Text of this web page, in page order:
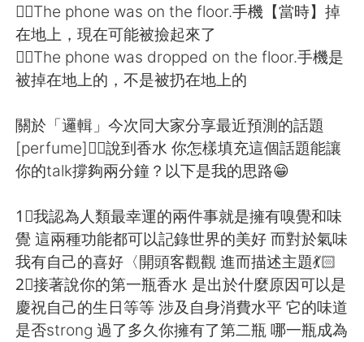
العربية Français
Deutsch 日本語
ไทย Italiano
Türkçe Tiếng Việt
Português
✍🏻The phone was on the floor.手機【當時】掉
在地上，現在可能被撿起來了
✍🏻The phone was dropped on the floor.手機是
被掉在地上的，不是被扔在地上的
關於「邏輯」今次同大家分享最近預測的話題
[perfume]🧚‍♀️說到香水 你怎樣填充這個話題能讓
你的talk撐夠兩分鐘？以下是我的思路😁
1⃣️我認為人類最幸運的兩件事就是擁有嗅覺和味
覺 這兩種功能都可以記錄世界的美好 而對於氣味
我有自己的喜好〈開頭客觀觀 進而描述主題💃🏻
2⃣️接著說你的第一瓶香水 是出於什麼原因可以是
慶祝自己的生日等等 涉及自身消費水平 它的味道
是否strong 過了多久你擁有了第二瓶 哪一瓶成為